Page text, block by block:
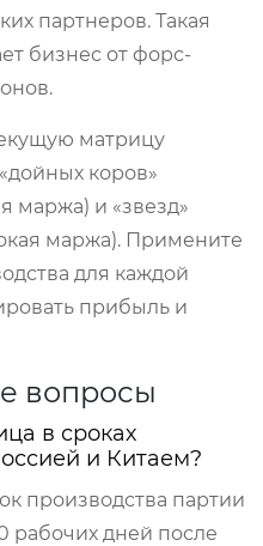
партнеров. Такая
бизнес от форс-
матрицу
коров»
маржа) и «звезд»
маржа). Примените
для каждой
прибыль и
вопросы
в сроках
и Китаем?
производства партии
рабочих дней после